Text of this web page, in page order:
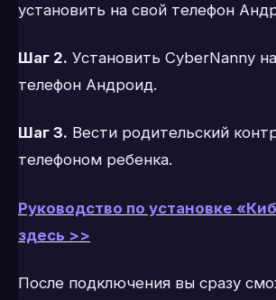
установить на свой телефон
Шаг 2. Установить CyberNanny
телефон Андроид.
Шаг 3. Вести родительский
телефоном ребенка.
Руководство по установке
здесь >>
После подключения вы сразу